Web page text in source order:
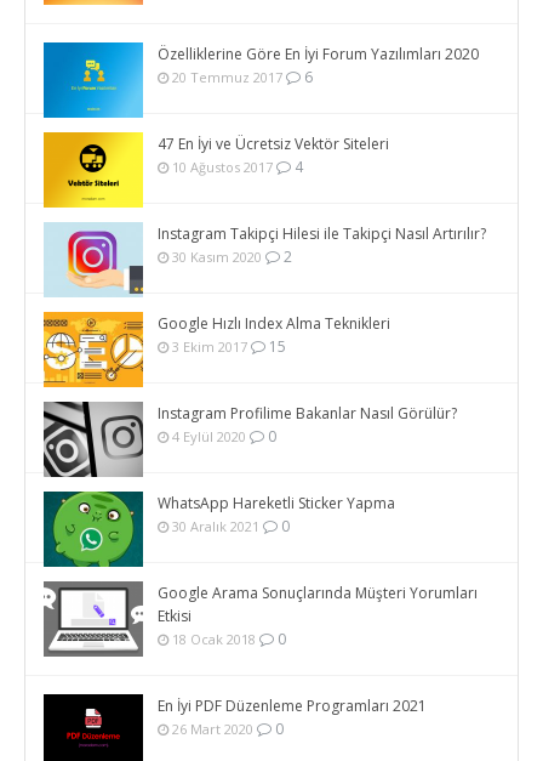
Özelliklerine Göre En İyi Forum Yazılımları 2020
20 Temmuz 2017 6
47 En İyi ve Ücretsiz Vektör Siteleri
10 Ağustos 2017 4
Instagram Takipçi Hilesi ile Takipçi Nasıl Artırılır?
30 Kasım 2020 2
Google Hızlı Index Alma Teknikleri
3 Ekim 2017 15
Instagram Profilime Bakanlar Nasıl Görülür?
4 Eylül 2020 0
WhatsApp Hareketli Sticker Yapma
30 Aralık 2021 0
Google Arama Sonuçlarında Müşteri Yorumları
Etkisi
18 Ocak 2018 0
En İyi PDF Düzenleme Programları 2021
26 Mart 2020 0